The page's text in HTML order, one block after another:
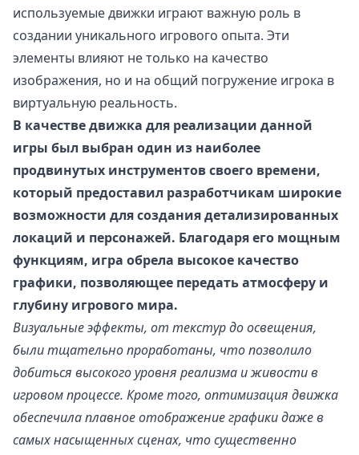
используемые движки играют важную роль в
создании уникального игрового опыта. Эти
элементы влияют не только на качество
изображения, но и на общий погружение игрока в
виртуальную реальность.
В качестве движка для реализации данной
игры был выбран один из наиболее
продвинутых инструментов своего времени,
который предоставил разработчикам широкие
возможности для создания детализированных
локаций и персонажей. Благодаря его мощным
функциям, игра обрела высокое качество
графики, позволяющее передать атмосферу и
глубину игрового мира.
Визуальные эффекты, от текстур до освещения,
были тщательно проработаны, что позволило
добиться высокого уровня реализма и живости в
игровом процессе. Кроме того, оптимизация движка
обеспечила плавное отображение графики даже в
самых насыщенных сценах, что существенно